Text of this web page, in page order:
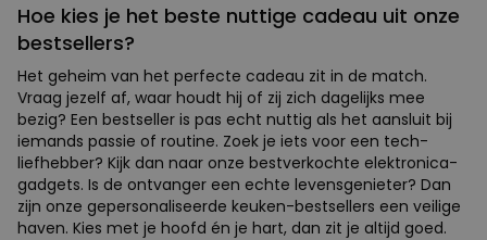
Hoe kies je het beste nuttige cadeau uit onze
bestsellers?
Het geheim van het perfecte cadeau zit in de match.
Vraag jezelf af, waar houdt hij of zij zich dagelijks mee
bezig? Een bestseller is pas echt nuttig als het aansluit bij
iemands passie of routine. Zoek je iets voor een tech-
liefhebber? Kijk dan naar onze bestverkochte elektronica-
gadgets. Is de ontvanger een echte levensgenieter? Dan
zijn onze gepersonaliseerde keuken-bestsellers een veilige
haven. Kies met je hoofd én je hart, dan zit je altijd goed.